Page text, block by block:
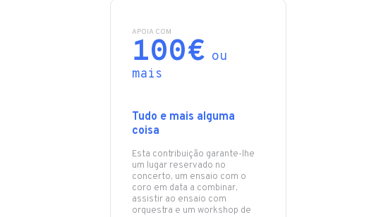
APOIA COM
100€ ou
mais
Tudo e mais alguma
coisa
Esta contribuição garante-lhe
um lugar reservado no
concerto, um ensaio com o
coro em data a combinar,
assistir ao ensaio com
orquestra e um workshop de